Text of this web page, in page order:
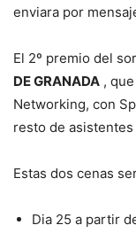
enviara por
El 2º premio del
DE GRANADA ,
Networking, con
resto de
Estas dos cenas
Dia 25 a partir